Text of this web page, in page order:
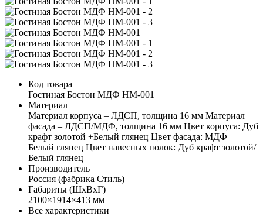
Код товара
Гостиная Бостон МДФ НМ-001
Материал
Материал корпуса – ЛДСП, толщина 16 мм Материал
фасада – ЛДСП/МДФ, толщина 16 мм Цвет корпуса: Дуб
крафт золотой +Белый глянец Цвет фасада: МДФ –
Белый глянец Цвет навесных полок: Дуб крафт золотой/
Белый глянец
Производитель
Россия (фабрика Стиль)
Габариты (ШхВхГ)
2100×1914×413 мм
Все характеристики